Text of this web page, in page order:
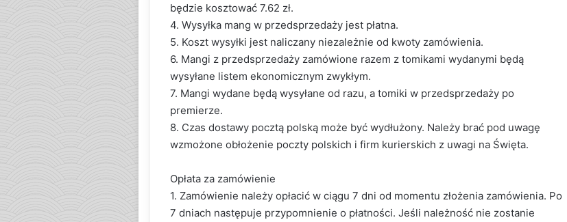
będzie kosztować 7.62 zł.
4. Wysyłka mang w przedsprzedaży jest płatna.
5. Koszt wysyłki jest naliczany niezależnie od kwoty zamówienia.
6. Mangi z przedsprzedaży zamówione razem z tomikami wydanymi będą
wysyłane listem ekonomicznym zwykłym.
7. Mangi wydane będą wysyłane od razu, a tomiki w przedsprzedaży po
premierze.
8. Czas dostawy pocztą polską może być wydłużony. Należy brać pod uwagę
wzmożone obłożenie poczty polskich i firm kurierskich z uwagi na Święta.
Opłata za zamówienie
1. Zamówienie należy opłacić w ciągu 7 dni od momentu złożenia zamówienia. Po
7 dniach następuje przypomnienie o płatności. Jeśli należność nie zostanie